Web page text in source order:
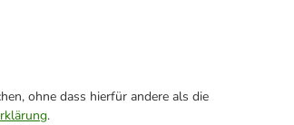
ohne dass hierfür andere als die
.